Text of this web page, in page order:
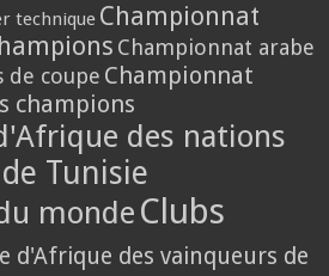
technique Championnat
Championnat arabe
de coupe Championnat
champions
des nations
Tunisie
monde Clubs
d'Afrique des vainqueurs de